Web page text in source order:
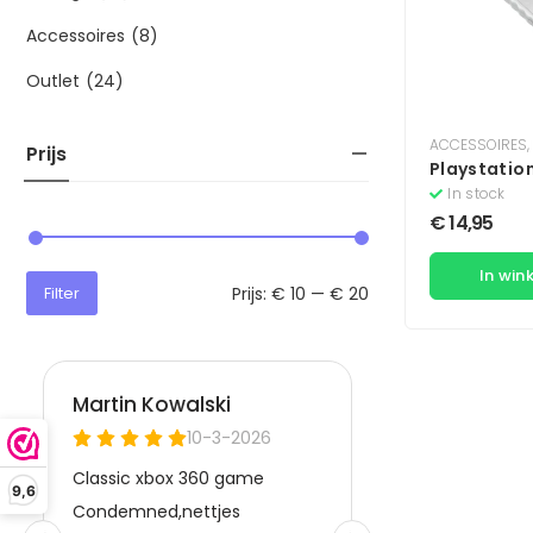
9,6
Accessoires (8)
Outlet (24)
Prijs
Filter Prijs: € 10 — € 20
ACCESSOIRES,
Zilver
In stock
€14,95
In